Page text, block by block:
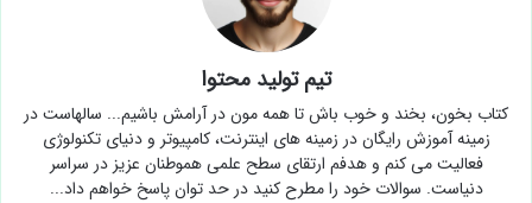
تیم تولید محتوا
کتاب بخون، بخند و خوب باش تا همه مون در آرامش باشیم... سالهاست در
زمینه آموزش رایگان در زمینه های اینترنت، کامپیوتر و دنیای تکنولوژی
فعالیت می کنم و هدفم ارتقای سطح علمی هموطنان عزیز در سراسر
دنیاست. سوالات خود را مطرح کنید در حد توان پاسخ خواهم داد...